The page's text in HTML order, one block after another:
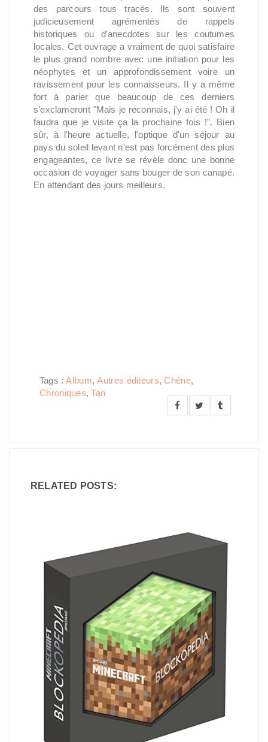
des parcours tous tracés. Ils sont souvent
judicieusement agrémentés de rappels
historiques ou d'anecdotes sur les coutumes
locales. Cet ouvrage a vraiment de quoi satisfaire
le plus grand nombre avec une initiation pour les
néophytes et un approfondissement voire un
ravissement pour les connaisseurs. Il y a même
fort à parier que beaucoup de ces derniers
s'exclameront "Mais je reconnais, j'y ai été ! Oh il
faudra que je visite ça la prochaine fois !". Bien
sûr, à l'heure actuelle, l'optique d'un séjour au
pays du soleil levant n'est pas forcément des plus
engageantes, ce livre se révèle donc une bonne
occasion de voyager sans bouger de son canapé.
En attendant des jours meilleurs.
Tags :Album,Autres éditeurs,Chêne,
Chroniques,Tan
RELATED POSTS: